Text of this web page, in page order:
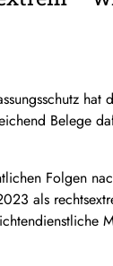
hat
Belege
Folgen
als